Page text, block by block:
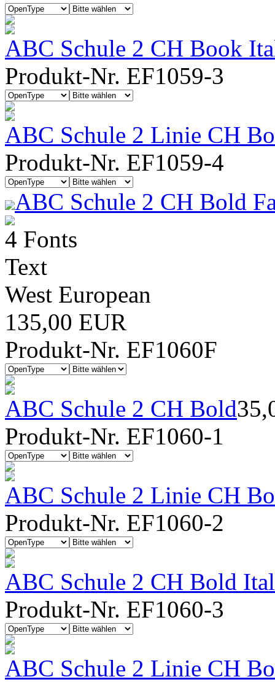
ABC Schule 2 CH Book
Produkt-Nr. EF1059-3
ABC Schule 2 Linie CH
Produkt-Nr. EF1059-4
ABC Schule 2 CH Bold
4 Fonts
Text
West European
135,00 EUR
Produkt-Nr. EF1060F
ABC Schule 2 CH Bold
Produkt-Nr. EF1060-1
ABC Schule 2 Linie CH
Produkt-Nr. EF1060-2
ABC Schule 2 CH Bold
Produkt-Nr. EF1060-3
ABC Schule 2 Linie CH